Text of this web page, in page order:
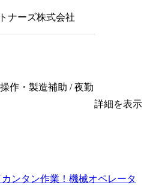
ナーズ株式会社
作・製造補助 / 夜勤
詳細を表示